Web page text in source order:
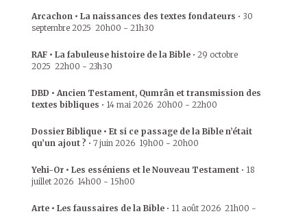
Arcachon • La naissances des textes fondateurs • 30
septembre 2025 20h00 - 21h30
RAF • La fabuleuse histoire de la Bible • 29 octobre
2025 22h00 - 23h30
DBD • Ancien Testament, Qumrân et transmission des
textes bibliques • 14 mai 2026 20h00 - 22h00
Dossier Biblique • Et si ce passage de la Bible n’était
qu’un ajout ? • 7 juin 2026 19h00 - 20h00
Yehi-Or • Les esséniens et le Nouveau Testament • 18
juillet 2026 14h00 - 15h00
Arte • Les faussaires de la Bible • 11 août 2026 21h00 -